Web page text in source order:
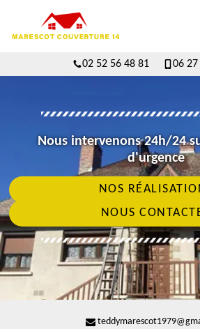
02 52 56 48 81 06
Nous intervenons 24h/24
d'urgence
NOS
NOUS